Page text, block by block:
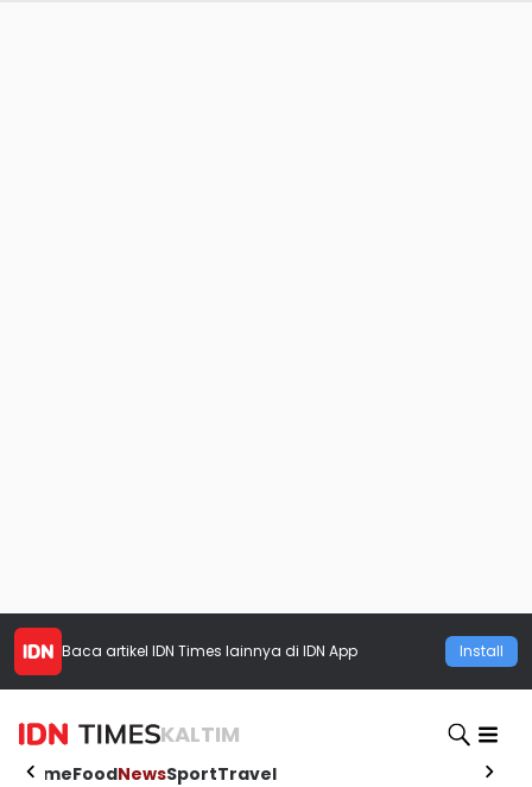
Baca artikel IDN Times lainnya di IDN App Install
KALTIM
HomeFoodNewsSportTravel